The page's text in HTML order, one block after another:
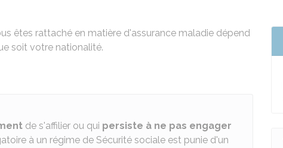
êtes rattaché en matière d'assurance maladie dépend
soit votre nationalité.
de s'affilier ou qui persiste à ne pas engager
à un régime de Sécurité sociale est punie d'un